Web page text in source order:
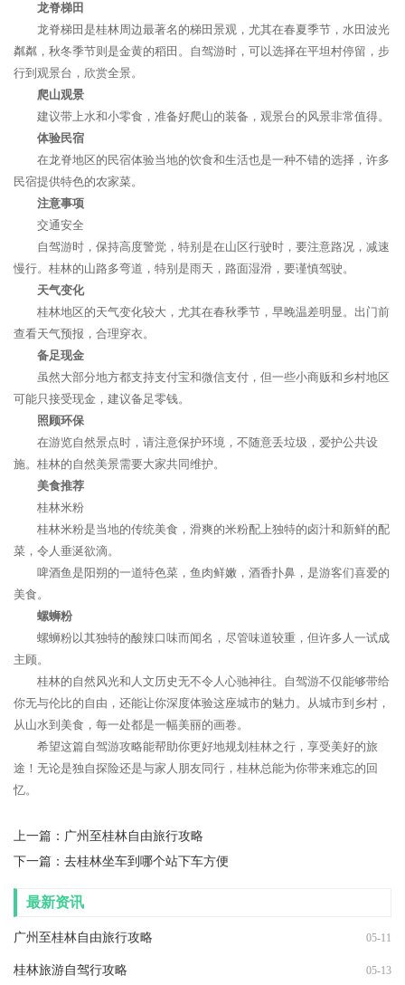
龙脊梯田
龙脊梯田是桂林周边最著名的梯田景观，尤其在春夏季节，水田波光
粼粼，秋冬季节则是金黄的稻田。自驾游时，可以选择在平坦村停留，步
行到观景台，欣赏全景。
爬山观景
建议带上水和小零食，准备好爬山的装备，观景台的风景非常值得。
体验民宿
在龙脊地区的民宿体验当地的饮食和生活也是一种不错的选择，许多
民宿提供特色的农家菜。
注意事项
交通安全
自驾游时，保持高度警觉，特别是在山区行驶时，要注意路况，减速
慢行。桂林的山路多弯道，特别是雨天，路面湿滑，要谨慎驾驶。
天气变化
桂林地区的天气变化较大，尤其在春秋季节，早晚温差明显。出门前
查看天气预报，合理穿衣。
备足现金
虽然大部分地方都支持支付宝和微信支付，但一些小商贩和乡村地区
可能只接受现金，建议备足零钱。
照顾环保
在游览自然景点时，请注意保护环境，不随意丢垃圾，爱护公共设
施。桂林的自然美景需要大家共同维护。
美食推荐
桂林米粉
桂林米粉是当地的传统美食，滑爽的米粉配上独特的卤汁和新鲜的配
菜，令人垂涎欲滴。
啤酒鱼是阳朔的一道特色菜，鱼肉鲜嫩，酒香扑鼻，是游客们喜爱的
美食。
螺蛳粉
螺蛳粉以其独特的酸辣口味而闻名，尽管味道较重，但许多人一试成
主顾。
桂林的自然风光和人文历史无不令人心驰神往。自驾游不仅能够带给
你无与伦比的自由，还能让你深度体验这座城市的魅力。从城市到乡村，
从山水到美食，每一处都是一幅美丽的画卷。
希望这篇自驾游攻略能帮助你更好地规划桂林之行，享受美好的旅
途！无论是独自探险还是与家人朋友同行，桂林总能为你带来难忘的回
忆。
上一篇： 广州至桂林自由旅行攻略
下一篇： 去桂林坐车到哪个站下车方便
最新资讯
广州至桂林自由旅行攻略 05-11
桂林旅游自驾行攻略 05-13